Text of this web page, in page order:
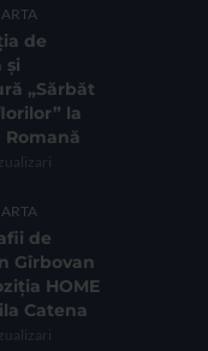
de
și
„Sărbăt
la
Romană
de
Gîrbovan
HOME
Catena